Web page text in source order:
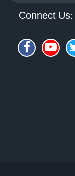
Connect Us: